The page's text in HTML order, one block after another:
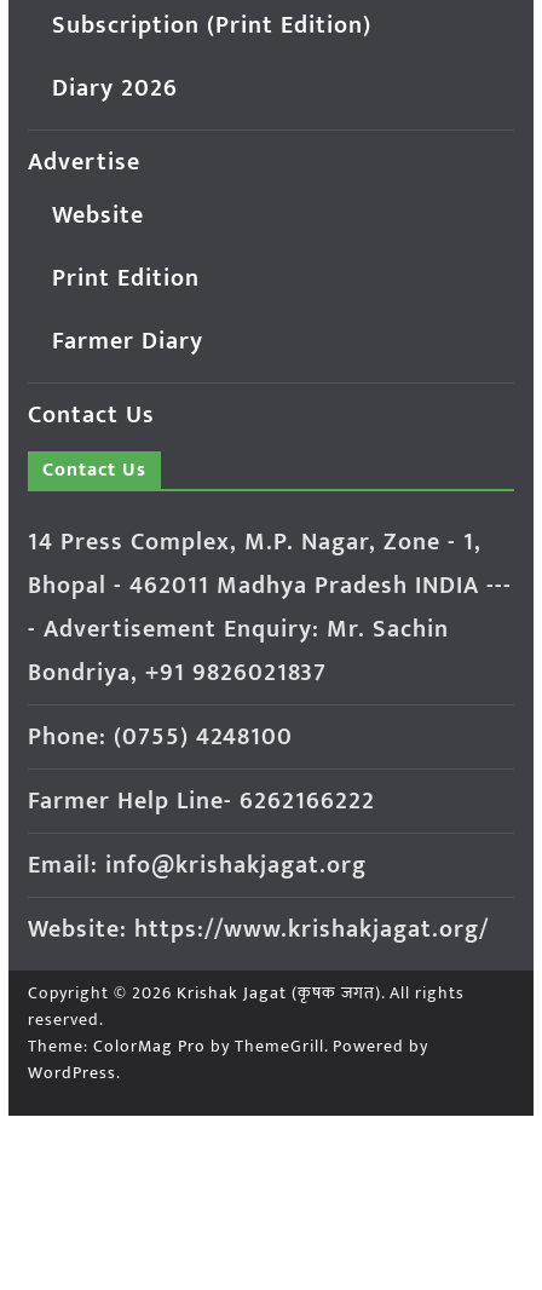
Subscription (Print Edition)
Diary 2026
Advertise
Website
Print Edition
Farmer Diary
Contact Us
Contact Us
14 Press Complex, M.P. Nagar, Zone - 1,
Bhopal - 462011 Madhya Pradesh INDIA ---
- Advertisement Enquiry: Mr. Sachin
Bondriya, +91 9826021837
Phone: (0755) 4248100
Farmer Help Line- 6262166222
Email: info@krishakjagat.org
Website: https://www.krishakjagat.org/
Copyright © 2026 Krishak Jagat (कृषक जगत). All rights
reserved.
Theme: ColorMag Pro by ThemeGrill. Powered by
WordPress.